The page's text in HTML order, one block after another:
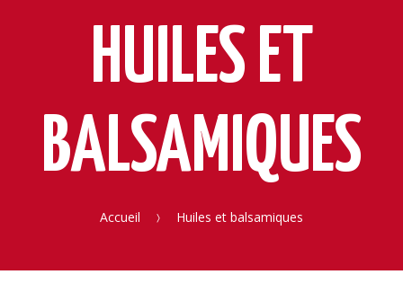
HUILES ET
BALSAMIQUES
Accueil Huiles et balsamiques